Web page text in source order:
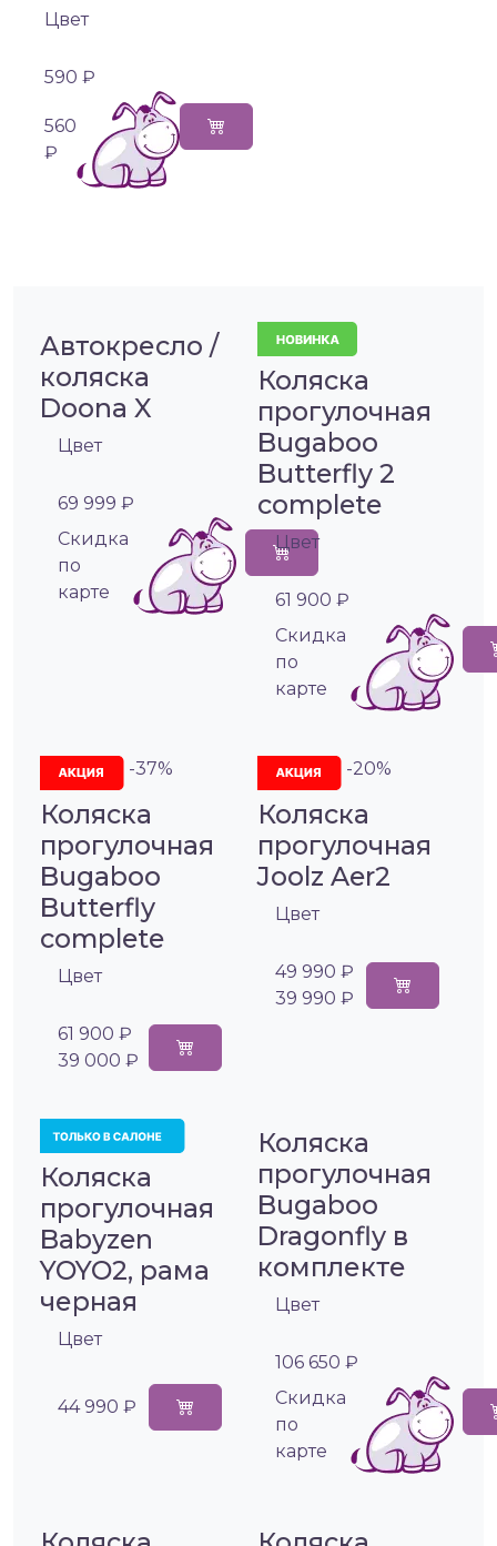
Цвет
590 ₽
560
₽
Автокресло /
коляска
Doona X
Цвет
69 999 ₽
Cкидка
по
карте
Коляска
прогулочная
Bugaboo
Butterfly 2
complete
Цвет
61 900 ₽
Cкидка
по
карте
-37%
Коляска
прогулочная
Bugaboo
Butterfly
complete
Цвет
61 900 ₽
39 000 ₽
-20%
Коляска
прогулочная
Joolz Aer2
Цвет
49 990 ₽
39 990 ₽
Коляска
прогулочная
Babyzen
YOYO2, рама
черная
Цвет
44 990 ₽
Коляска
прогулочная
Bugaboo
Dragonfly в
комплекте
Цвет
106 650 ₽
Cкидка
по
карте